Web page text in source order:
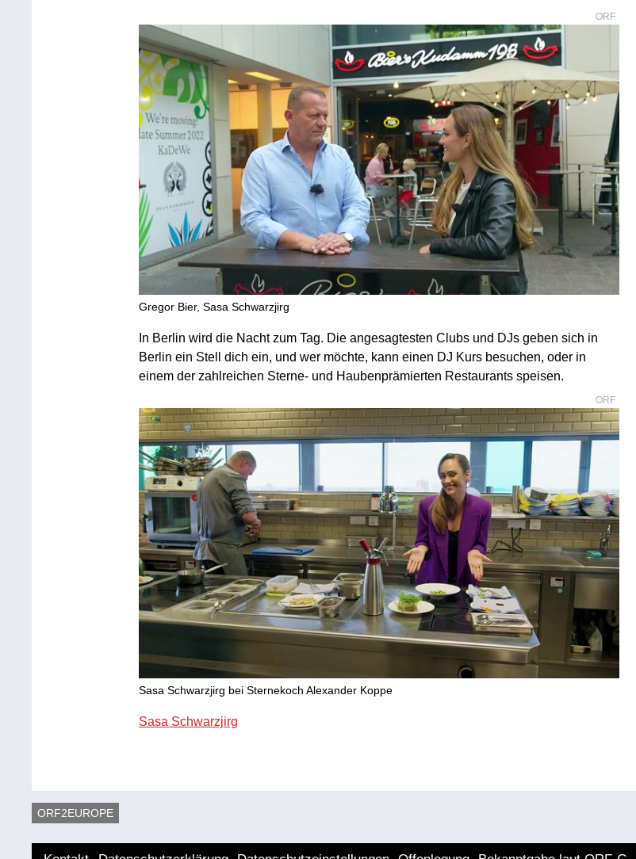
ORF
Gregor Bier, Sasa Schwarzjirg
In Berlin wird die Nacht zum Tag. Die angesagtesten Clubs und DJs geben sich in
Berlin ein Stell dich ein, und wer möchte, kann einen DJ Kurs besuchen, oder in
einem der zahlreichen Sterne- und Haubenprämierten Restaurants speisen.
ORF
Sasa Schwarzjirg bei Sternekoch Alexander Koppe
Sasa Schwarzjirg
ORF2EUROPE